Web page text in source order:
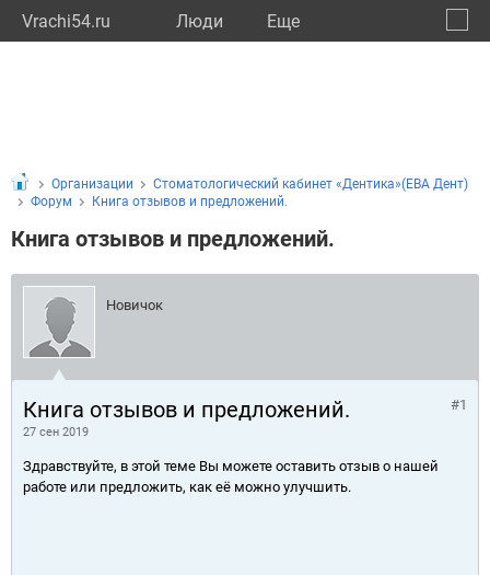
Vrachi54.ru Люди Eще
Организации
Стоматологический кабинет «Дентика»(ЕВА Дент)
Форум
Книга отзывов и предложений.
Книга отзывов и предложений.
Новичок
Книга отзывов и предложений.
27 сен 2019
#1
Здравствуйте, в этой теме Вы можете оставить отзыв о нашей
работе или предложить, как её можно улучшить.